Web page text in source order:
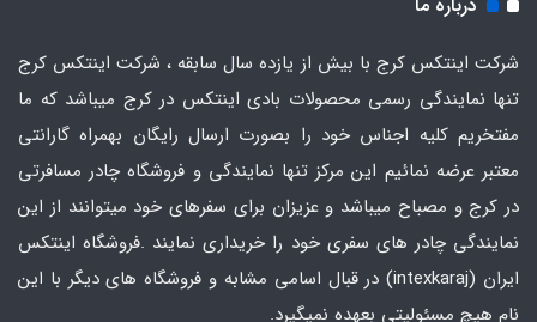
شرکت اینتکس کرج با بیش از یازده سال سابقه ، شرکت اینتکس کرج
تنها نمایندگی رسمی محصولات بادی اینتکس در کرج میباشد که ما
مفتخریم کلیه اجناس خود را بصورت ارسال رایگان بهمراه گارانتی
معتبر عرضه نمائیم این مرکز تنها نمایندگی و فروشگاه چادر مسافرتی
در کرج و مصباح میباشد و عزیزان برای سفرهای خود میتوانند از این
نمایندگی چادر های سفری خود را خریداری نمایند .فروشگاه اینتکس
ایران
(intexkaraj) در قبال اسامی مشابه و فروشگاه های دیگر با این
نام هیچ مسئولیتی بعهده نمیگیرد.